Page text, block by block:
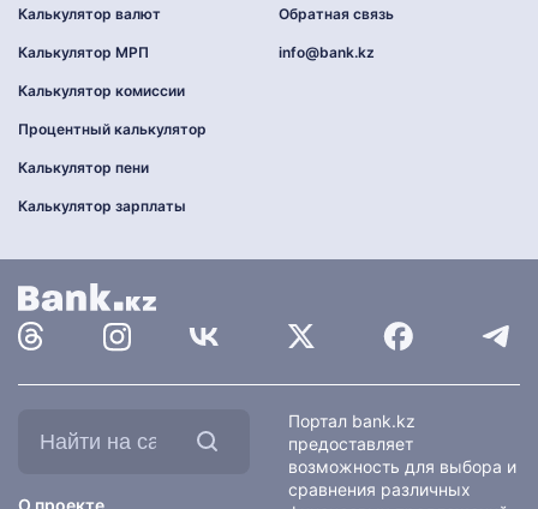
Калькулятор валют
Калькулятор МРП
Калькулятор комиссии
Процентный калькулятор
Калькулятор пени
Калькулятор зарплаты
Обратная связь
info@bank.kz
Портал bank.kz
предоставляет
возможность для выбора и
сравнения различных